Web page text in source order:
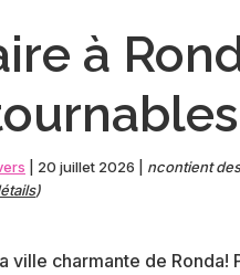
à
20 juillet 2026
ncontient
)
ville charmante de